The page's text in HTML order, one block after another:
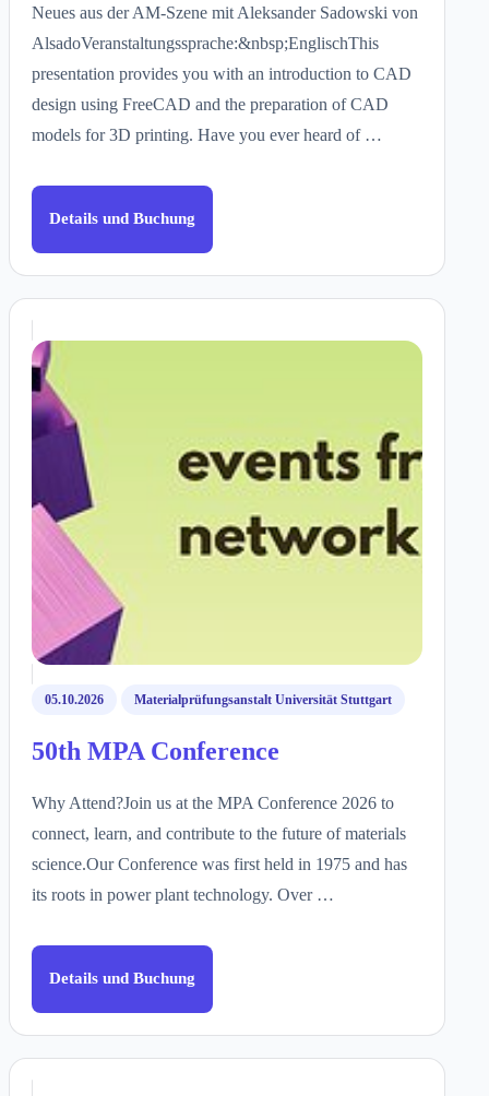
Neues aus der AM-Szene mit Aleksander Sadowski von
AlsadoVeranstaltungssprache:&nbsp;EnglischThis
presentation provides you with an introduction to CAD
design using FreeCAD and the preparation of CAD
models for 3D printing. Have you ever heard of …
Details und Buchung
05.10.2026 Materialprüfungsanstalt Universität Stuttgart
50th MPA Conference
Why Attend?Join us at the MPA Conference 2026 to
connect, learn, and contribute to the future of materials
science.Our Conference was first held in 1975 and has
its roots in power plant technology. Over …
Details und Buchung